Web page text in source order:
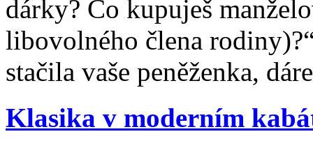
dárky? Co kupuješ
libovolného člena
stačila vaše peněženka,
Klasika v moderním